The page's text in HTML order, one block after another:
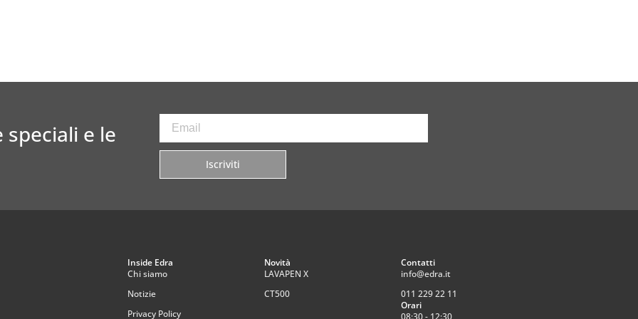
e le
Iscriviti
Inside Edra
Chi siamo
Notizie
Privacy Policy
Novità
LAVAPEN X
CT500
Contatti
info@edra.it
011 229 22 11
Orari